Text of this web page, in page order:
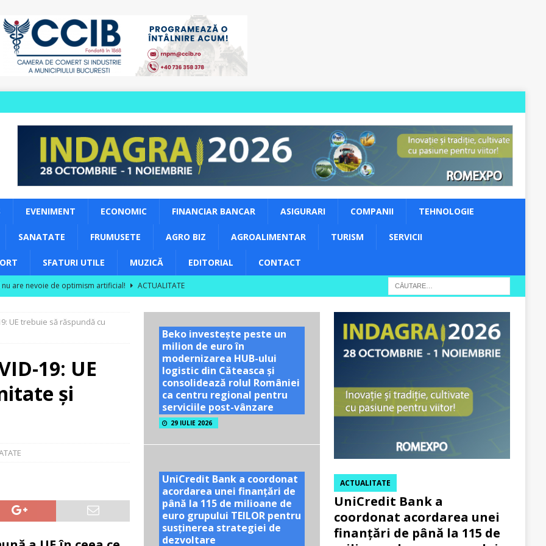
EVENIMENT ECONOMIC FINANCIAR BANCAR ASIGURARI COMPANII TEHNOLOGIE
SANATATE FRUMUSETE AGRO BIZ AGROALIMENTAR TURISM SERVICII
SFATURI UTILE MUZICĂ EDITORIAL CONTACT
are nevoie de optimism artificial!
ACTUALITATE
unor vizite educaționale pentru tineri și studenți la poalele
se dublează în S1 2026; peste 40% dintre companiile mari din sector
UE trebuie să răspundă cu
19: UE
și
Beko investește peste un
milion de euro în
modernizarea HUB-ului
logistic din Căteasca și
consolidează rolul României
ca centru regional pentru
serviciile post-vânzare
29 IULIE 2026
UniCredit Bank a coordonat
acordarea unei finanțări de
până la 115 de milioane de
euro grupului TEILOR pentru
susținerea strategiei de
dezvoltare
UniCredit Bank a
coordonat acordarea unei
finanțări de până la 115 de
ACTUALITATE